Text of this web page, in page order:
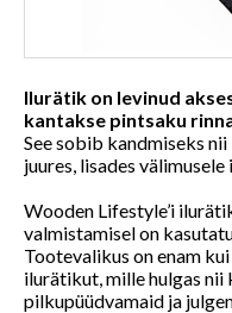
Ilurätik on levinud
kantakse pintsaku
See sobib kandmiseks
juures, lisades
Wooden Lifestyle’i
valmistamisel on
Tootevalikus on enam
ilurätikut, mille hulgas nii
pilkupüüdvamaid ja